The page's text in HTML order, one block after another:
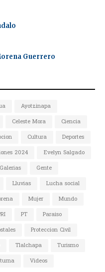
Guerrero
Ayotzinapa
Celeste Mora
Ciencia
Cultura
Deportes
2024
Evelyn Salgado
Galerias
Gente
Lluvias
Lucha social
Mujer
Mundo
PT
Paraiso
Proteccion Civil
Tlalchapa
Turismo
Videos